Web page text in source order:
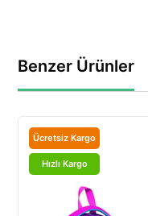
Benzer Ürünler
Ücretsiz Kargo
Hızlı Kargo